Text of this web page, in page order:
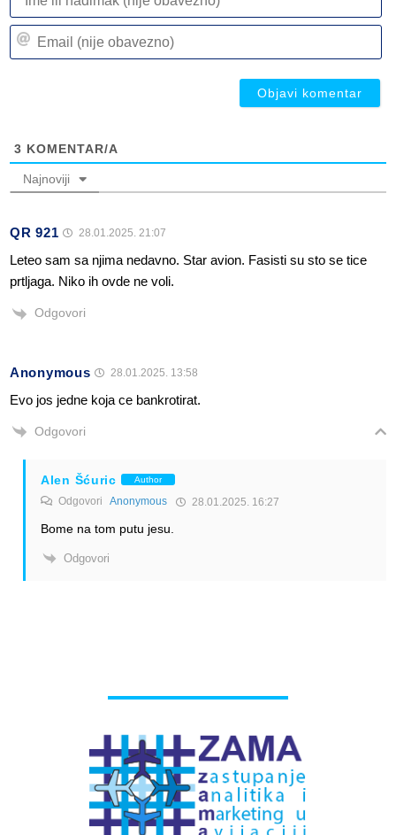
3 KOMENTAR/A
Najnoviji
QR 921 28.01.2025. 21:07
Leteo sam sa njima nedavno. Star avion. Fasisti su sto se tice
prtljaga. Niko ih ovde ne voli.
Odgovori
Anonymous 28.01.2025. 13:58
Evo jos jedne koja ce bankrotirat.
Odgovori
Alen Šćuric Author
Odgovori Anonymous 28.01.2025. 16:27
Bome na tom putu jesu.
Odgovori